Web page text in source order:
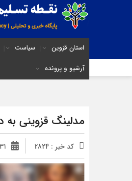
استان قزوین سیاست
آرشیو و پرونده
مدلینگ قزوینی به
کد خبر : 2824 ۳۱ فروردین ۱۴۰۴ - ۱۶:۰۷